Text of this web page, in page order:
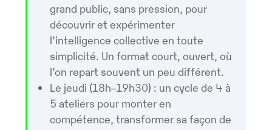
grand public, sans pression, pour
découvrir et expérimenter
l’intelligence collective en toute
simplicité. Un format court, ouvert, où
l’on repart souvent un peu différent.
Le jeudi (18h–19h30) : un cycle de 4 à
5 ateliers pour monter en
compétence, transformer sa façon de